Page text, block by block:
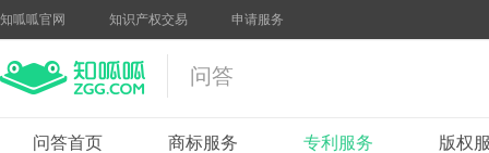
知呱呱官网 知识产权交易 申请服务
问答
问答首页 商标服务 专利服务 版权